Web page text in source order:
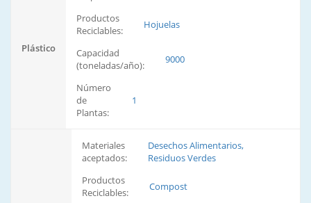
Plástico
Productos
Reciclables:
Hojuelas
Capacidad
(toneladas/año):
9000
Número
de
Plantas:
1
Materiales
aceptados:
Desechos Alimentarios,
Residuos Verdes
Productos
Reciclables:
Compost